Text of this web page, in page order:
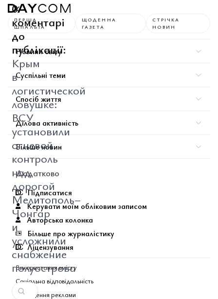
0
коментарі
до
публікації:
Крым
в
логистической
ловушке:
ВСУ
установили
огневой
контроль
над
дорогой
Мелитополь–
Чонгар
и
усложнили
снабжение
полуострова
ПЕРША
ШПАЛЬТА
ЩОДЕННА
ГАЗЕТА
СТРІЧКА
НОВИН
Новини світу
Суспільні теми
Спосіб життя
Ділова активність
Більше новин
Додатково
Підписатися
Керувати моїм обліковим записом
Авторська колонка
Більше про журналістику
Ліцензування
Використання вмісту
Соціальна відповідальність
Розміщення реклами